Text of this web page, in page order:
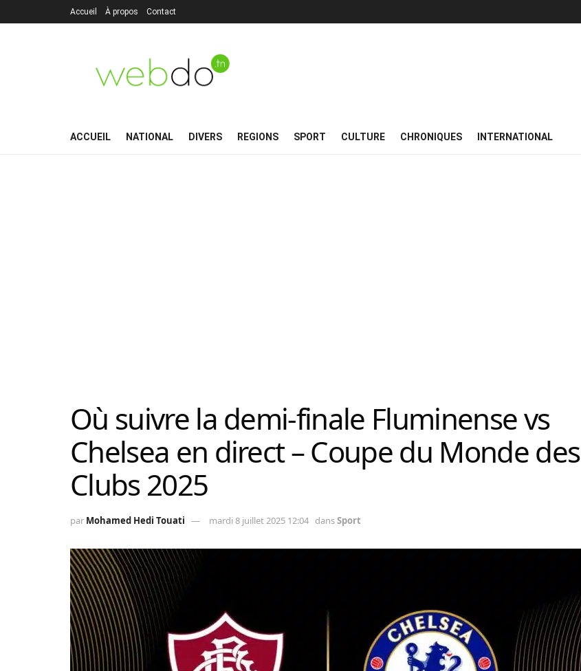
Accueil À propos Contact
ACCUEIL NATIONAL DIVERS REGIONS SPORT CULTURE CHRONIQUES INTERNATIONAL
Où suivre la demi-finale Fluminense vs
Chelsea en direct – Coupe du Monde des
Clubs 2025
par Mohamed Hedi Touati mardi 8 juillet 2025 12:04 dansSport